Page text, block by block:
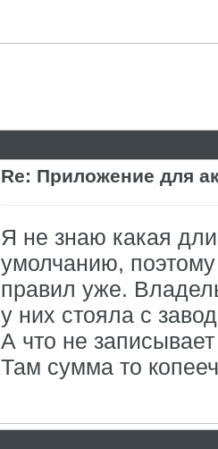
Re: Приложение для
Я не знаю какая
умолчанию,
правил уже.
у них стояла с
А что не
Там сумма то